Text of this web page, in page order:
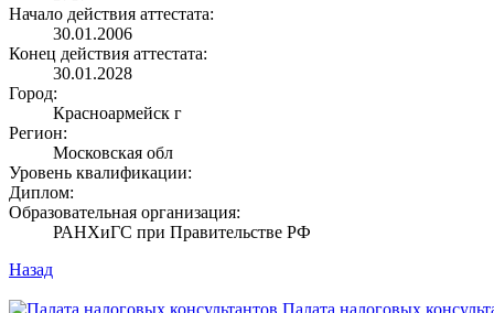
Начало действия аттестата:
30.01.2006
Конец действия аттестата:
30.01.2028
Город:
Красноармейск г
Регион:
Московская обл
Уровень квалификации:
Диплом:
Образовательная организация:
РАНХиГС при Правительстве РФ
Назад